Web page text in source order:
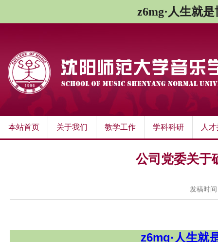
z6mg·人生就
本站首页 关于我们 教学工作 学科科研 人
公司党委关于
发稿时间